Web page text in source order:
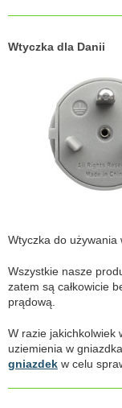
Wtyczka dla Danii
Wtyczka do używania
Wszystkie nasze
zatem są całkowicie
prądową.
W razie jakichkolwiek
uziemienia w
gniazdek w celu